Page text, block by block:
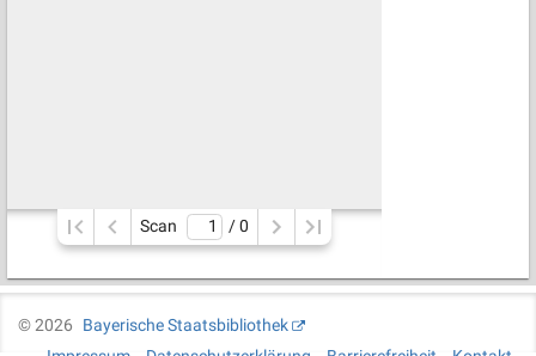
Scan / 0
©2026
Bayerische Staatsbibliothek